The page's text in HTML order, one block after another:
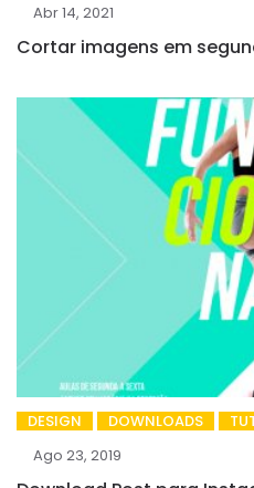
Abr 14, 2021
Cortar imagens em
DESIGN DOWNLOADS
Ago 23, 2019